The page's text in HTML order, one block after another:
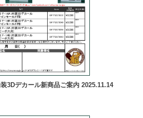
3Dデカール新商品ご案内 2025.11.14